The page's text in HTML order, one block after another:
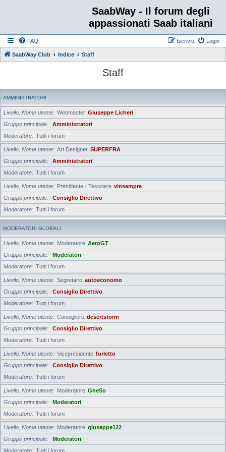
SaabWay - Il forum degli
appassionati Saab italiani
FAQ Login
Iscriviti
SaabWay Club Indice Staff
Staff
AMMINISTRATORI
Livello, Nome utente Webmaster Giuseppe Licheri
Gruppo principale
Amministratori
Moderatore
Tutti i forum
Livello, Nome utente Art Designer SUPERFRA
Gruppo principale
Amministratori
Moderatore
Tutti i forum
Livello, Nome utente Presidente - Tesoriere vinsempre
Gruppo principale
Consiglio Direttivo
Moderatore
Tutti i forum
MODERATORI GLOBALI
Livello, Nome utente Moderatore AeroGT
Gruppo principale
Moderatori
Moderatore
Tutti i forum
Livello, Nome utente Segretario autoeconomo
Gruppo principale
Consiglio Direttivo
Moderatore
Tutti i forum
Livello, Nome utente Consigliere desertstorm
Gruppo principale
Consiglio Direttivo
Moderatore
Tutti i forum
Livello, Nome utente Vicepresidente forletto
Gruppo principale
Consiglio Direttivo
Moderatore
Tutti i forum
Livello, Nome utente Moderatore GheSo
Gruppo principale
Moderatori
Moderatore
Tutti i forum
Livello, Nome utente Moderatore giuseppe122
Gruppo principale
Moderatori
Moderatore
Tutti i forum